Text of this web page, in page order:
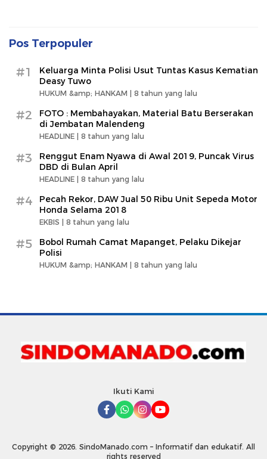
Pos Terpopuler
#1
Keluarga Minta Polisi Usut Tuntas Kasus Kematian
Deasy Tuwo
HUKUM &amp; HANKAM | 8 tahun yang lalu
#2
FOTO : Membahayakan, Material Batu Berserakan
di Jembatan Malendeng
HEADLINE | 8 tahun yang lalu
#3
Renggut Enam Nyawa di Awal 2019, Puncak Virus
DBD di Bulan April
HEADLINE | 8 tahun yang lalu
#4
Pecah Rekor, DAW Jual 50 Ribu Unit Sepeda Motor
Honda Selama 2018
EKBIS | 8 tahun yang lalu
#5
Bobol Rumah Camat Mapanget, Pelaku Dikejar
Polisi
HUKUM &amp; HANKAM | 8 tahun yang lalu
Ikuti Kami
Copyright © 2026. SindoManado.com – Informatif dan edukatif. All
rights reserved